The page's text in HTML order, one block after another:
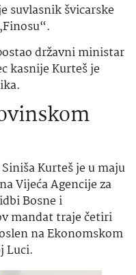
suvlasnik švicarske
državni ministar
kasnije Kurteš je
Kurteš je u maju
Vijeća Agencije za
Bosne i
mandat traje četiri
na Ekonomskom
Luci.